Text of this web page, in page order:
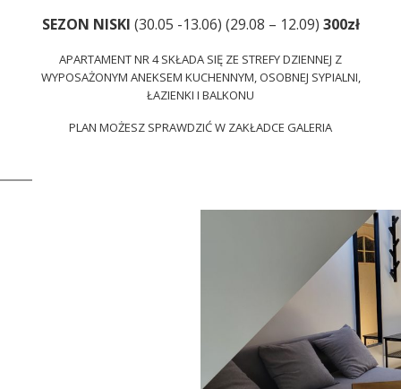
SEZON NISKI (30.05 -13.06) (29.08 – 12.09) 300zł
APARTAMENT NR 4 SKŁADA SIĘ ZE STREFY DZIENNEJ Z
WYPOSAŻONYM ANEKSEM KUCHENNYM, OSOBNEJ SYPIALNI,
ŁAZIENKI I BALKONU
PLAN MOŻESZ SPRAWDZIĆ W ZAKŁADCE GALERIA